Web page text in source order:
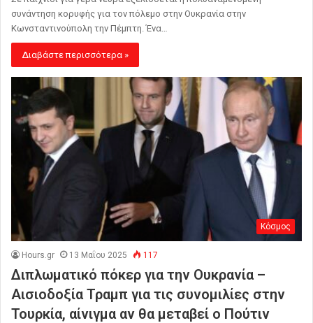
συνάντηση κορυφής για τον πόλεμο στην Ουκρανία στην
Κωνσταντινούπολη την Πέμπτη. Ένα…
Διαβάστε περισσότερα »
Κόσμος
Hours.gr 13 Μαΐου 2025 117
Διπλωματικό πόκερ για την Ουκρανία –
Αισιοδοξία Τραμπ για τις συνομιλίες στην
Τουρκία, αίνιγμα αν θα μεταβεί ο Πούτιν